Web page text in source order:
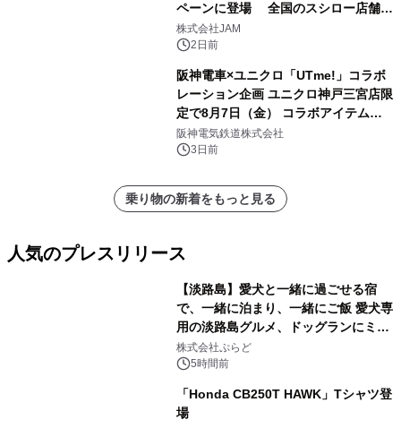
ペーンに登場 全国のスシロー店舗で
GR 4車種の FUNBOO(ミニカー)付き
メニューが展開されます
株式会社JAM
2日前
阪神電車×ユニクロ「UTme!」コラボ
レーション企画 ユニクロ神戸三宮店限
定で8月7日（金） コラボアイテムが
発売決定！
阪神電気鉄道株式会社
3日前
乗り物の新着をもっと見る
人気のプレスリリース
【淡路島】愛犬と一緒に過ごせる宿
で、一緒に泊まり、一緒にご飯 愛犬専
用の淡路島グルメ、ドッグランにミニ
プール グランピングとトレーラーハウ
スの2施設で
株式会社ぷらど
5時間前
「Honda CB250T HAWK」Tシャツ登
場